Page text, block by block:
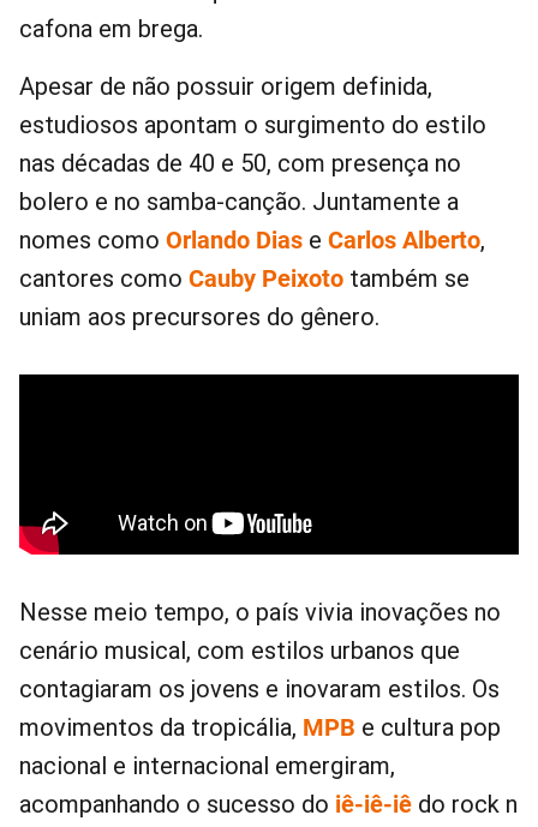
cafona em brega.
Apesar de não possuir origem definida,
estudiosos apontam o surgimento do estilo
nas décadas de 40 e 50, com presença no
bolero e no samba-canção. Juntamente a
nomes como Orlando Dias e Carlos Alberto,
cantores como Cauby Peixoto também se
uniam aos precursores do gênero.
Nesse meio tempo, o país vivia inovações no
cenário musical, com estilos urbanos que
contagiaram os jovens e inovaram estilos. Os
movimentos da tropicália, MPB e cultura pop
nacional e internacional emergiram,
acompanhando o sucesso do iê-iê-iê do rock n